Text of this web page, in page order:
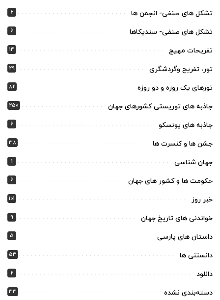
تشکل های صنفی- انجمن ها 6
تشکل های صنفی- سندیکاها 6
تفریحات مهیج 14
تور، تفریح وگردشگری 29
تورهای یک روزه و دو روزه 82
جاذبه های توریستی کشورهای جهان 250
جاذبه های یونسکو 6
جشن ها و کنسرت ها 38
جهان شناسی 1
حکومت ها و کشور های جهان 6
خبر روز 101
خواندنی های تاریخ جهان 9
داستان های پارسی 5
دانستنی ها 53
دانلود 2
دسته‌بندی نشده 33